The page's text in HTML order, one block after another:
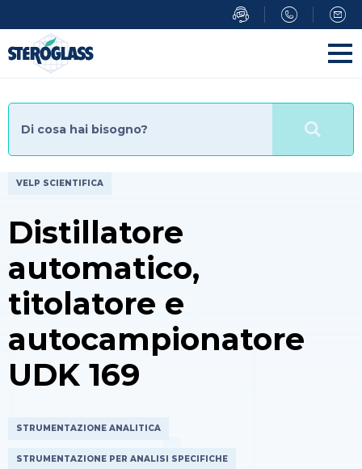
al
contenuto
principale
VELP SCIENTIFICA
Distillatore
automatico,
titolatore e
autocampionatore
UDK 169
STRUMENTAZIONE ANALITICA
STRUMENTAZIONE PER ANALISI SPECIFICHE